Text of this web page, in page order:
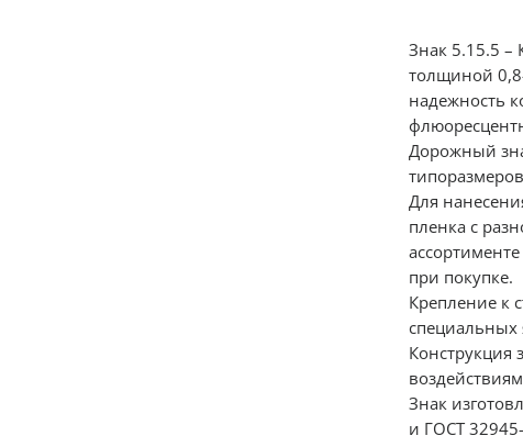
Знак 5.15.5 –
толщиной
надежность
Дорожный
Для
пленка с
при покупке.
Крепление к
специальных
Конструкция
Знак
и ГОСТ